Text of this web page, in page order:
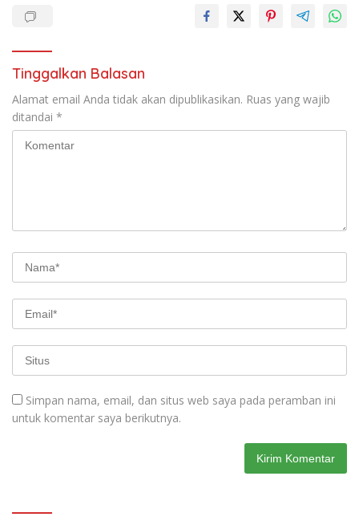
Tinggalkan Balasan
Alamat email Anda tidak akan dipublikasikan. Ruas yang wajib
ditandai *
Simpan nama, email, dan situs web saya pada peramban ini
untuk komentar saya berikutnya.